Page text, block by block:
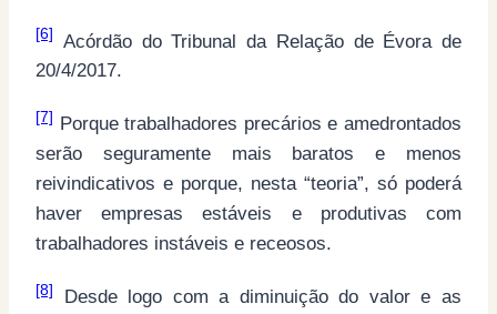
[6]
Acórdão do Tribunal da Relação de Évora de
20/4/2017.
[7] Porque trabalhadores precários e amedrontados
serão seguramente mais baratos e menos
reivindicativos e porque, nesta “teoria”, só poderá
haver empresas estáveis e produtivas com
trabalhadores instáveis e receosos.
[8]
Desde logo com a diminuição do valor e as